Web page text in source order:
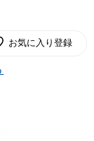
お気に入り登録